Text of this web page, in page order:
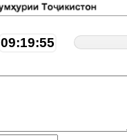
09:19:56